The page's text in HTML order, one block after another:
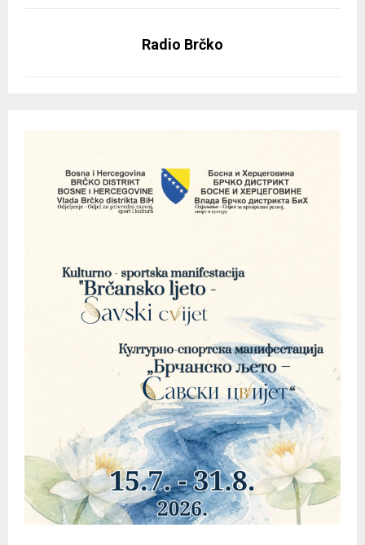
Radio Brčko